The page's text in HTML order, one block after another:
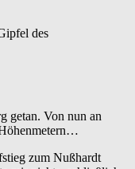
des
getan. Von nun an
zum Nußhardt